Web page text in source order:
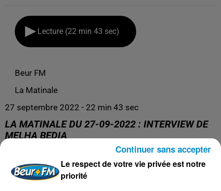
Lecture (22 min 43 sec)
Beur FM
La Matinale
27 septembre 2022 - 22 min 43 sec
LA MATINALE DU 27-09-2022 : INTERVIEW DE
MELHA BEDIA
Le meilleur pour se réveiller du bon pied !
Le respect de votre vie privée est notre
priorité
Continuer sans accepter